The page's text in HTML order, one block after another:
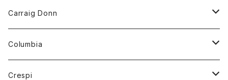
ショートパンツ
オーバーオール
カーディガン
ハーフスリーブTシャツ
Carraig Donn
ニット
Columbia
アウター
Crespi